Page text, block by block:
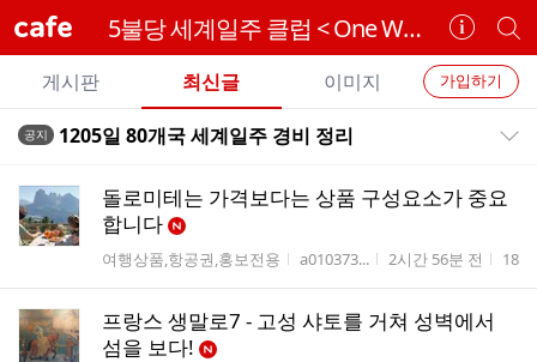
cafe 5불당 세계일주 클럽 < One World Travel Maker >
카
페
정
보
개
별
카
페
검
카
페
메
가입하기
게시판 최신글 이미지
전
글
공지 1205일 80개국 세계일주 경비 정리
돌로미테는 가격보다는 상품 구성요소가 중요
합니다
게시판명
여행상품,항공권,홍보전용 작성자
a010373... 작성시간
2시간 56분 전 조회
18
프랑스 생말로7 - 고성 샤토를 거쳐 성벽에서
섬을 보다!